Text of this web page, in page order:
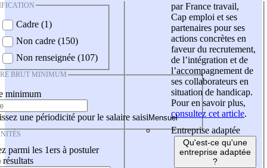
Cadre (1)
Non cadre (150)
Non renseignée (107)
BRUT MINIMUM
minimum
une périodicité pour le salaire saisi
parmi les 1ers à postuler
résultats
par France travail,
Cap emploi et ses
partenaires pour ses
actions concrètes en
faveur du recrutement,
de l’intégration et de
l’accompagnement de
ses collaborateurs en
situation de handicap.
Pour en savoir plus,
consultez cet article.
Entreprise adaptée
Qu'est-ce qu'une
entreprise adaptée
?